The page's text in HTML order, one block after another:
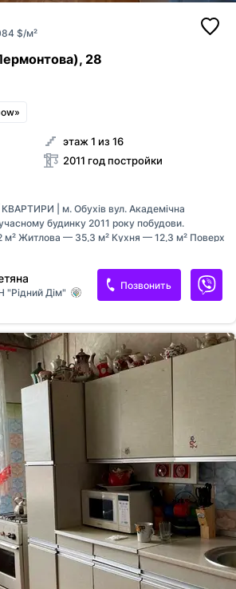
$/м²
28
этаж 1 из 16
2011 год постройки
| м. Обухів вул. Академічна
будинку 2011 року побудови.
Житлова — 35,3 м² Кухня — 12,3 м² Поверх
житловий стан Гардеробна кімната Продаж
будинку створене та працює ОСББ Зручне
проживання
"Рідний Дім"
Позвонить